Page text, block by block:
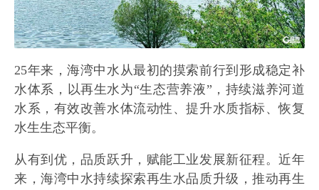
25年来，海湾中水从最初的摸索前行到形成稳定补
水体系，以再生水为“生态营养液”，持续滋养河道
水系，有效改善水体流动性、提升水质指标、恢复
水生生态平衡。
从有到优，品质跃升，赋能工业发展新征程。近年
来，海湾中水持续探索再生水品质升级，推动再生